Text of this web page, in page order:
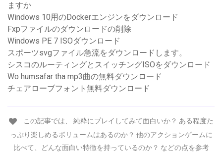
ますか
Windows 10用のDockerエンジンをダウンロード
Fxpファイルのダウンロードの削除
Windows PE 7 ISOダウンロード
スポーツsvgファイル急流をダウンロードします。
シスコのルーティングとスイッチングISOをダウンロード
Wo humsafar tha mp3曲の無料ダウンロード
チェアローブフォント無料ダウンロード
この記事では、 純粋にプレイしてみて面白いか？ ある程度た
っぷり楽しめるボリュームはあるのか？ 他のアクションゲームに
比べて、どんな面白い特徴を持っているのか？ などの点を参考